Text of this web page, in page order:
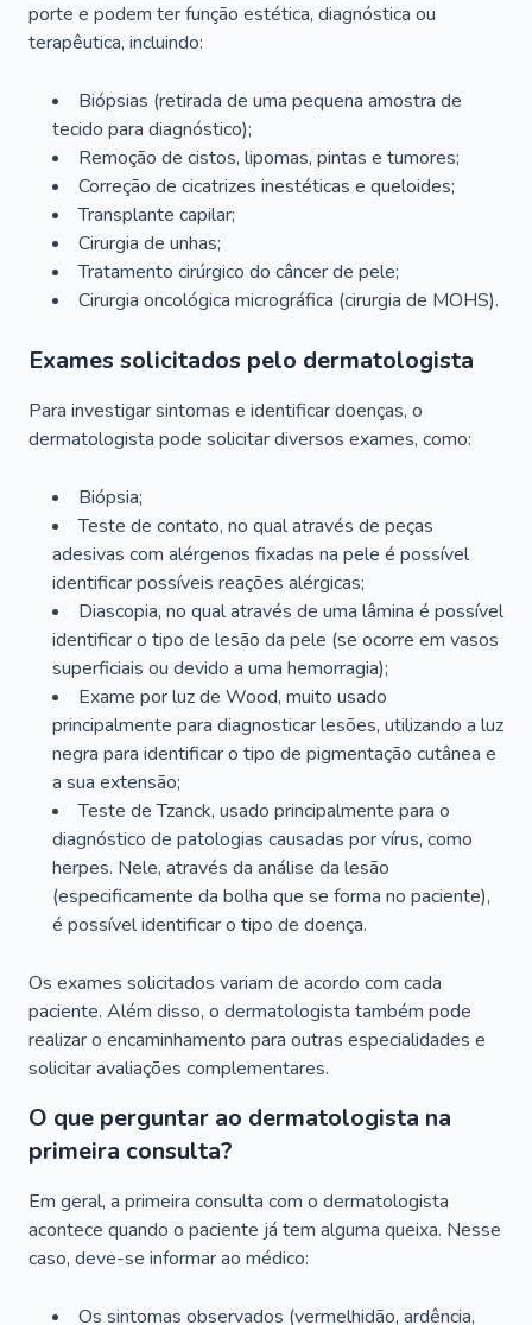
porte e podem ter função estética, diagnóstica ou
terapêutica, incluindo:
Biópsias (retirada de uma pequena amostra de
tecido para diagnóstico);
Remoção de cistos, lipomas, pintas e tumores;
Correção de cicatrizes inestéticas e queloides;
Transplante capilar;
Cirurgia de unhas;
Tratamento cirúrgico do câncer de pele;
Cirurgia oncológica micrográfica (cirurgia de MOHS).
Exames solicitados pelo dermatologista
Para investigar sintomas e identificar doenças, o
dermatologista pode solicitar diversos exames, como:
Biópsia;
Teste de contato, no qual através de peças
adesivas com alérgenos fixadas na pele é possível
identificar possíveis reações alérgicas;
Diascopia, no qual através de uma lâmina é possível
identificar o tipo de lesão da pele (se ocorre em vasos
superficiais ou devido a uma hemorragia);
Exame por luz de Wood, muito usado
principalmente para diagnosticar lesões, utilizando a luz
negra para identificar o tipo de pigmentação cutânea e
a sua extensão;
Teste de Tzanck, usado principalmente para o
diagnóstico de patologias causadas por vírus, como
herpes. Nele, através da análise da lesão
(especificamente da bolha que se forma no paciente),
é possível identificar o tipo de doença.
Os exames solicitados variam de acordo com cada
paciente. Além disso, o dermatologista também pode
realizar o encaminhamento para outras especialidades e
solicitar avaliações complementares.
O que perguntar ao dermatologista na
primeira consulta?
Em geral, a primeira consulta com o dermatologista
acontece quando o paciente já tem alguma queixa. Nesse
caso, deve-se informar ao médico:
Os sintomas observados (vermelhidão, ardência,